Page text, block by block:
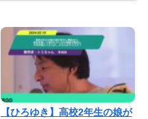
【ひろゆき】高校2年生の娘が